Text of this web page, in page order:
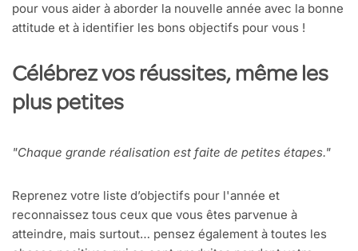
pour vous aider à aborder la nouvelle année avec la bonne
attitude et à identifier les bons objectifs pour vous !
Célébrez vos réussites, même les
plus petites
"Chaque grande réalisation est faite de petites étapes."
Reprenez votre liste d’objectifs pour l'année et
reconnaissez tous ceux que vous êtes parvenue à
atteindre, mais surtout… pensez également à toutes les